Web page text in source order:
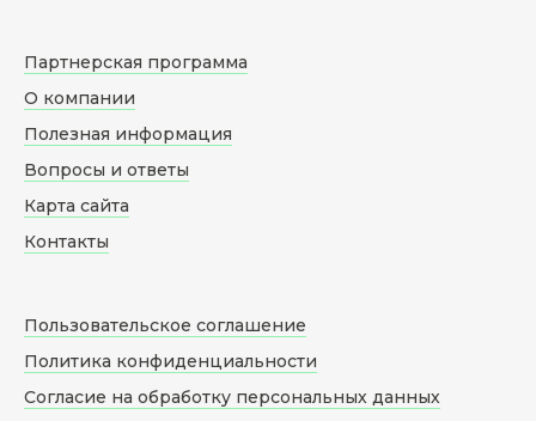
Партнерская программа
О компании
Полезная информация
Вопросы и ответы
Карта сайта
Контакты
Пользовательское соглашение
Политика конфиденциальности
Согласие на обработку персональных данных